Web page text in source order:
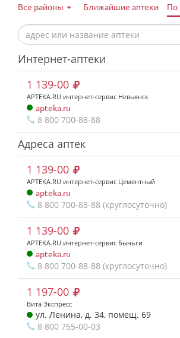
Все районы Ближайшие аптеки По
Интернет-аптеки
1 139-00
APTEKA.RU интернет-сервис Невьянск
apteka.ru
8 800 700-88-88
Адреса аптек
1 139-00
APTEKA.RU интернет-сервис Цементный
apteka.ru
8 800 700-88-88 (круглосуточно)
1 139-00
APTEKA.RU интернет-сервис Быньги
apteka.ru
8 800 700-88-88 (круглосуточно)
1 197-00
Вита Экспресс
ул. Ленина, д. 34, помещ. 69
8 800 755-00-03